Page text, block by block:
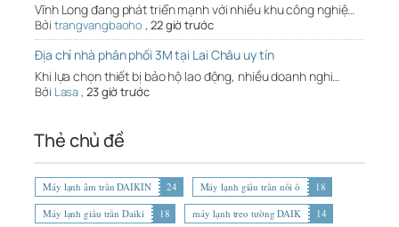
Vĩnh Long đang phát triển mạnh với nhiều khu công nghiệ…
Bởi trangvangbaoho , 22 giờ trước
Địa chỉ nhà phân phối 3M tại Lai Châu uy tín
Khi lựa chọn thiết bị bảo hộ lao động, nhiều doanh nghi…
Bởi Lasa, 23 giờ trước
Thẻ chủ đề
Máy lạnh âm trần DAIKIN 24 Máy lạnh giấu trần nối ố
18
Máy lạnh giấu trần Daiki
18 máy lạnh treo tường DAIK
14